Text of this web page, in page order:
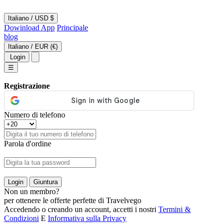
Italiano / USD $
Dowinload App Principale
blog
Italiano / EUR (€)
Login
☰
Registrazione
Numero di telefono
Parola d'ordine
Login Giuntura
Non un membro?
per ottenere le offerte perfette di Travelvego
Accedendo o creando un account, accetti i nostri Termini &
Condizioni E Informativa sulla Privacy